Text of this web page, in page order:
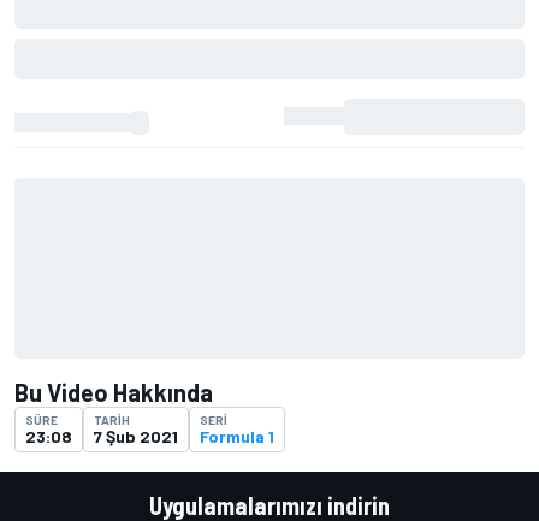
Bu Video Hakkında
SÜRE
23:08
TARIH
7 Şub 2021
SERI
Formula 1
Uygulamalarımızı indirin